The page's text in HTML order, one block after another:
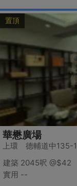
置頂
華懋廣場
上環 德輔道中135-
建築 2045呎 @$42
實用 --